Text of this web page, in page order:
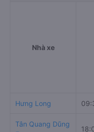
Nhà xe
Hưng Long
Tân Quang Dũng